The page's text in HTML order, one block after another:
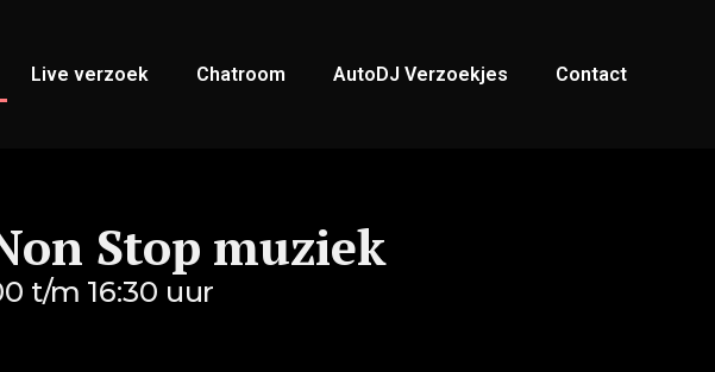
Live verzoek Chatroom AutoDJ Verzoekjes Contact
Stop muziek
t/m 16:30 uur